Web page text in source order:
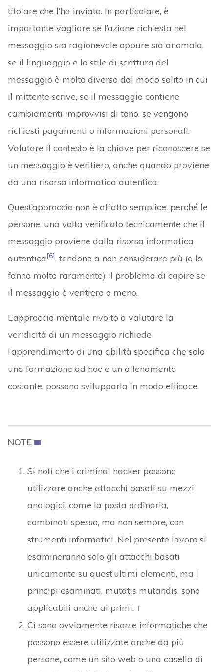
titolare che l’ha inviato. In particolare, è
importante vagliare se l’azione richiesta nel
messaggio sia ragionevole oppure sia anomala,
se il linguaggio e lo stile di scrittura del
messaggio è molto diverso dal modo solito in cui
il mittente scrive, se il messaggio contiene
cambiamenti improvvisi di tono, se vengono
richiesti pagamenti o informazioni personali.
Valutare il contesto è la chiave per riconoscere se
un messaggio è veritiero, anche quando proviene
da una risorsa informatica autentica.
Quest’approccio non è affatto semplice, perché le
persone, una volta verificato tecnicamente che il
messaggio proviene dalla risorsa informatica
autentica[6], tendono a non considerare più (o lo
fanno molto raramente) il problema di capire se
il messaggio è veritiero o meno.
L’approccio mentale rivolto a valutare la
veridicità di un messaggio richiede
l’apprendimento di una abilità specifica che solo
una formazione ad hoc e un allenamento
costante, possono svilupparla in modo efficace.
NOTE
Si noti che i criminal hacker possono
utilizzare anche attacchi basati su mezzi
analogici, come la posta ordinaria,
combinati spesso, ma non sempre, con
strumenti informatici. Nel presente lavoro si
esamineranno solo gli attacchi basati
unicamente su quest’ultimi elementi, ma i
principi esaminati, mutatis mutandis, sono
applicabili anche ai primi. ↑
Ci sono ovviamente risorse informatiche che
possono essere utilizzate anche da più
persone, come un sito web o una casella di